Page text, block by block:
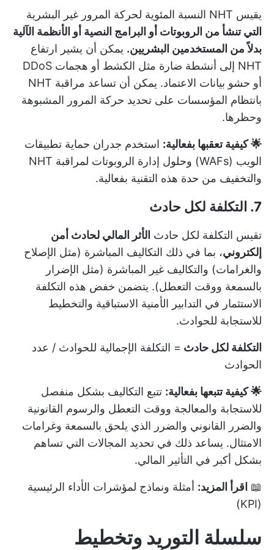
يقيس NHT النسبة المئوية لحركة المرور غير البشرية
التي تنشأ من الروبوتات أو البرامج النصية أو الأنظمة الآلية
بدلاً من المستخدمين البشريين. يمكن أن يشير ارتفاع
NHT إلى أنشطة ضارة مثل الكشط أو هجمات DDoS
أو حشو بيانات الاعتماد. يمكن أن تساعد مراقبة NHT
بانتظام المؤسسات على تحديد حركة المرور المشبوهة
وحظرها.
🌟 كيفية تعقبها بفعالية: استخدم جدران حماية تطبيقات
الويب (WAFs) وحلول إدارة الروبوتات لمراقبة NHT
والتخفيف من حدة هذه التقنية بفعالية.
7. التكلفة لكل حادث
تقيس التكلفة لكل حادث الأثر المالي لحادث أمن
إلكتروني، بما في ذلك التكاليف المباشرة (مثل الإصلاح
والغرامات) والتكاليف غير المباشرة (مثل الإضرار
بالسمعة ووقت التعطل). يتضمن خفض هذه التكلفة
الاستثمار في التدابير الأمنية الاستباقية والتخطيط
للاستجابة للحوادث.
التكلفة لكل حادث = التكلفة الإجمالية للحوادث / عدد
الحوادث
🌟 كيفية تتبعها بفعالية: تتبع التكاليف بشكل منفصل
للاستجابة والمعالجة ووقت التعطل والرسوم القانونية
والضرر القانوني والضرر الذي يلحق بالسمعة وغرامات
الامتثال. يساعد ذلك في تحديد المجالات التي تساهم
بشكل أكبر في التأثير المالي.
📖 اقرأ المزيد: أمثلة ونماذج لمؤشرات الأداء الرئيسية
(KPI)
سلسلة التوريد وتخطيط